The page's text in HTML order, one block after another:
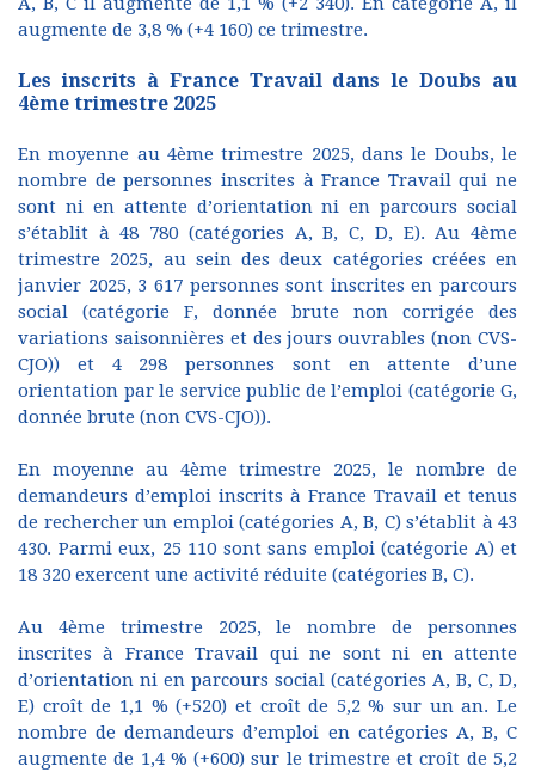
augmente de 3,8 % (+4 160) ce trimestre.
Les inscrits à France Travail dans le Doubs au
4ème trimestre 2025
En moyenne au 4ème trimestre 2025, dans le Doubs, le
nombre de personnes inscrites à France Travail qui ne
sont ni en attente d’orientation ni en parcours social
s’établit à 48 780 (catégories A, B, C, D, E). Au 4ème
trimestre 2025, au sein des deux catégories créées en
janvier 2025, 3 617 personnes sont inscrites en parcours
social (catégorie F, donnée brute non corrigée des
variations saisonnières et des jours ouvrables (non CVS-
CJO)) et 4 298 personnes sont en attente d’une
orientation par le service public de l’emploi (catégorie G,
donnée brute (non CVS-CJO)).
En moyenne au 4ème trimestre 2025, le nombre de
demandeurs d’emploi inscrits à France Travail et tenus
de rechercher un emploi (catégories A, B, C) s’établit à 43
430. Parmi eux, 25 110 sont sans emploi (catégorie A) et
18 320 exercent une activité réduite (catégories B, C).
Au 4ème trimestre 2025, le nombre de personnes
inscrites à France Travail qui ne sont ni en attente
d’orientation ni en parcours social (catégories A, B, C, D,
E) croît de 1,1 % (+520) et croît de 5,2 % sur un an. Le
nombre de demandeurs d’emploi en catégories A, B, C
augmente de 1,4 % (+600) sur le trimestre et croît de 5,2